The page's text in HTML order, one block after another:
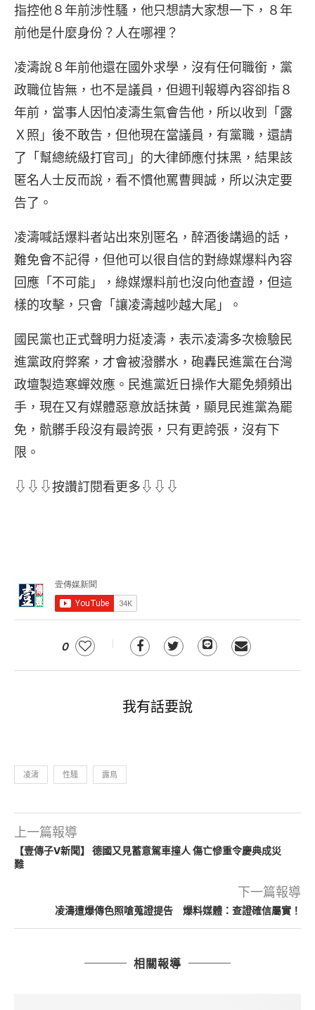
指控他８年前涉性騷，他只想請大家想一下，８年
前他是什麼身份？人在哪裡？
凌濤說８年前他還在國外求學，沒有任何職銜，黨
政職位皆無，也不是議員，但週刊報導內容卻指８
年前，當事人因怕凌濤生氣會告他，所以收到「露
Ｘ照」後不敢告，但他現在當議員，有黨職，還請
了「幫總統級打官司」的大律師應付抹黑，結果該
匿名人士反而說，看不慣他罵曹興誠，所以決定要
告了。
凌濤喊話爆料者站出來別匿名，醉酒後講過的話，
難免會不記得，但他可以很自信的對綠媒爆料內容
回應「不可能」，綠媒爆料前也沒向他查證，但這
樣的攻擊，只會「讓凌濤越吵越大尾」。
國民黨也正式聲明力挺凌濤，表示凌濤多次檢驗民
進黨政府弊案，才會被潑髒水，砲轟民進黨在台灣
政壇製造寒蟬效應。民進黨近日操作大罷免頻頻出
手，現在又有媒體惡意放話抹黃，顯見民進黨為罷
免，骯髒手段沒有最誇張，只有更誇張，沒有下
限。
⇩⇩⇩按讚訂閱看更多⇩⇩⇩
0
我有話要說
凌濤 性騷 露鳥
上一篇報導
【壹傳子V新聞】 德國又見蓄意駕車撞人 傷亡慘重令慶典成災
難
下一篇報導
凌濤遭爆傳色照嗆蒐證提告 爆料媒體：查證確信屬實！
相關報導